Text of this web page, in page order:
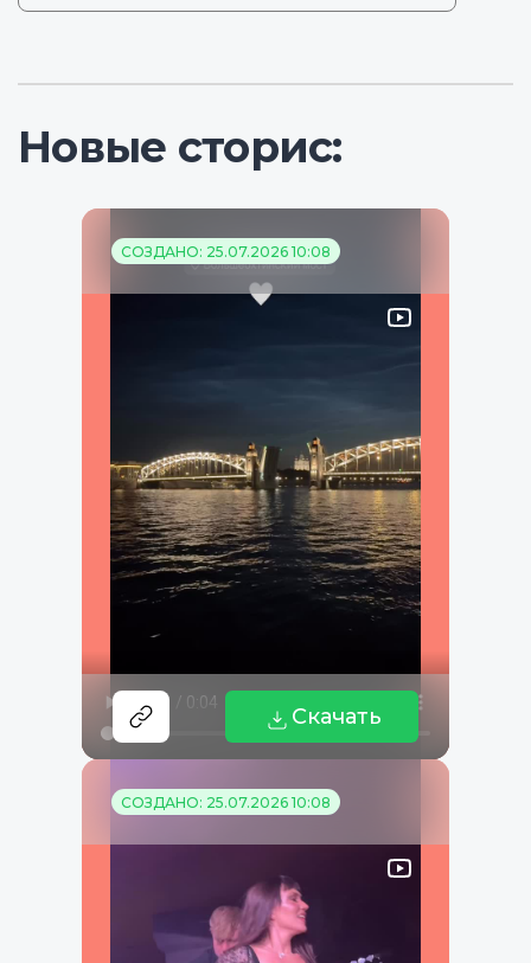
Новые сторис:
СОЗДАНО: 25.07.2026 10:08
Скачать
СОЗДАНО: 25.07.2026 10:08